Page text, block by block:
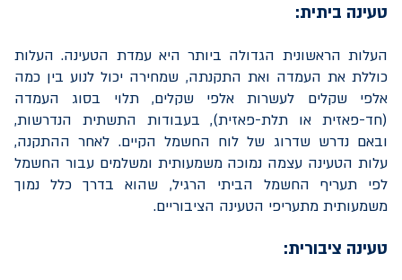
טעינה ביתית:
העלות הראשונית הגדולה ביותר היא עמדת הטעינה. העלות
כוללת את העמדה ואת התקנתה, שמחירה יכול לנוע בין כמה
אלפי שקלים לעשרות אלפי שקלים, תלוי בסוג העמדה
(חד-פאזית או תלת-פאזית), בעבודות התשתית הנדרשות,
ובאם נדרש שדרוג של לוח החשמל הקיים. לאחר ההתקנה,
עלות הטעינה עצמה נמוכה משמעותית ומשלמים עבור החשמל
לפי תעריף החשמל הביתי הרגיל, שהוא בדרך כלל נמוך
משמעותית מתעריפי הטעינה הציבוריים.
טעינה ציבורית: